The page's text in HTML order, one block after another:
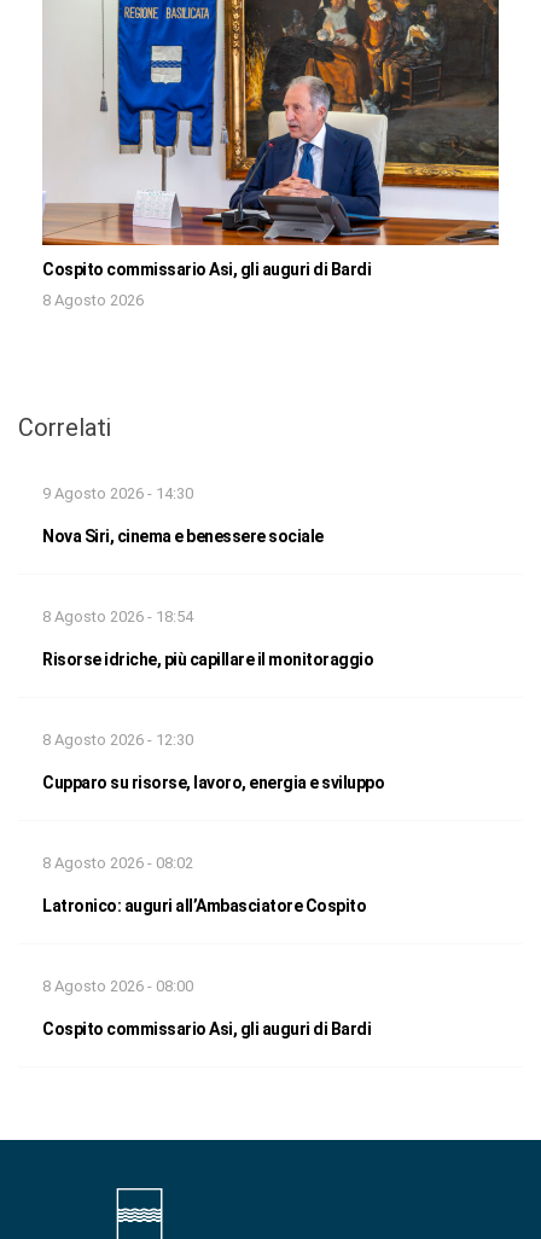
Cospito commissario Asi, gli auguri di Bardi
8 Agosto 2026
Correlati
9 Agosto 2026 - 14:30
Nova Siri, cinema e benessere sociale
8 Agosto 2026 - 18:54
Risorse idriche, più capillare il monitoraggio
8 Agosto 2026 - 12:30
Cupparo su risorse, lavoro, energia e sviluppo
8 Agosto 2026 - 08:02
Latronico: auguri all’Ambasciatore Cospito
8 Agosto 2026 - 08:00
Cospito commissario Asi, gli auguri di Bardi